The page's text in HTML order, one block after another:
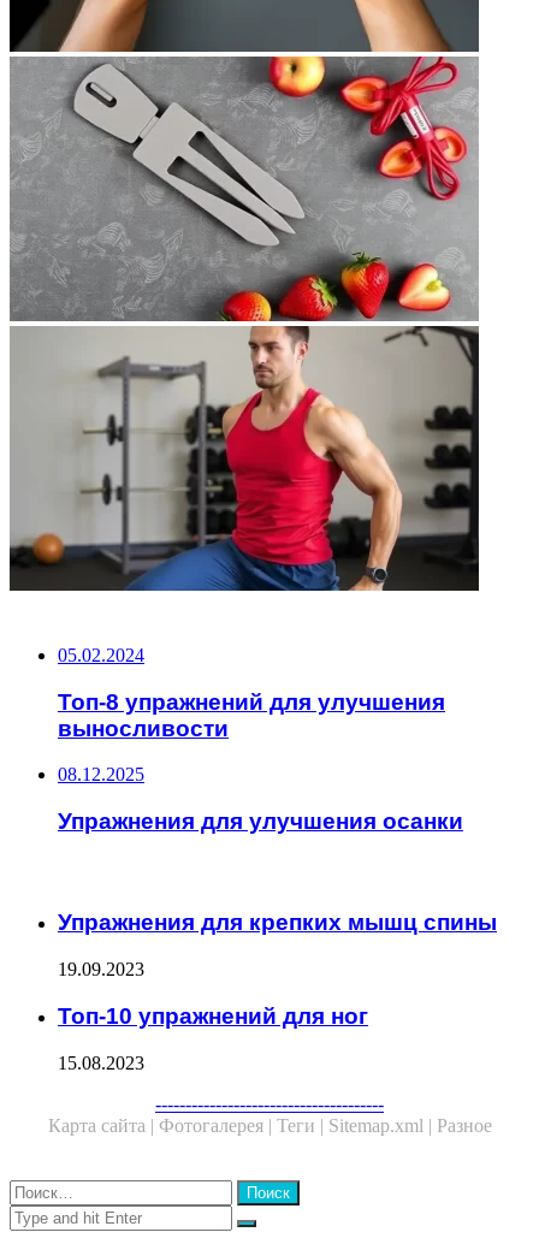
05.02.2024
Топ-8 упражнений для улучшения
выносливости
08.12.2025
Упражнения для улучшения осанки
Упражнения для крепких мышц спины
19.09.2023
Топ-10 упражнений для ног
15.08.2023
--------------------------------------
Карта сайта | Фотогалерея | Теги | Sitemap.xml | Разное
Close
Найти:
Close
Search